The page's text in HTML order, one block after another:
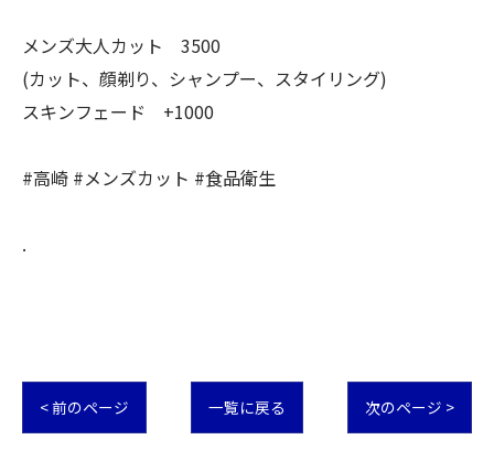
メンズ大人カット 3500
(カット、顔剃り、シャンプー、スタイリング)
スキンフェード +1000
#高崎 #メンズカット #食品衛生
.
< 前のページ 一覧に戻る 次のページ >